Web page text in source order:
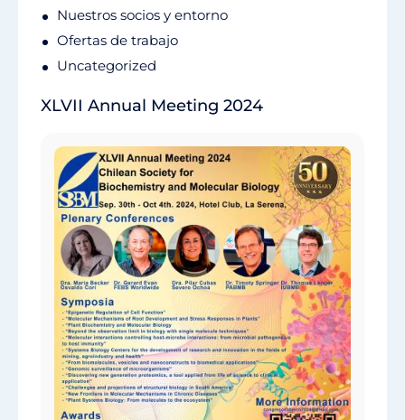
Nuestros socios y entorno
Ofertas de trabajo
Uncategorized
XLVII Annual Meeting 2024